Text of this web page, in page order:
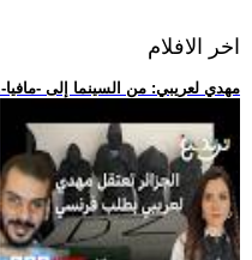
اخر الافلام
.. مهدي لعريبي: من السينما إلى -